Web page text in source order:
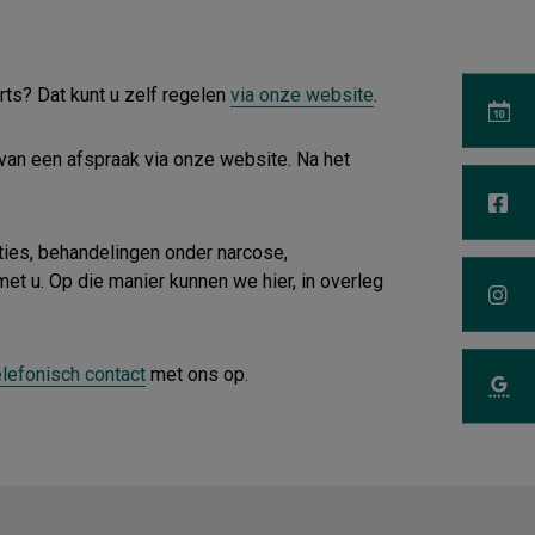
Dat kunt u zelf regelen via onze website.
een afspraak via onze website. Na het
behandelingen onder narcose,
u. Op die manier kunnen we hier, in overleg
contact met ons op.